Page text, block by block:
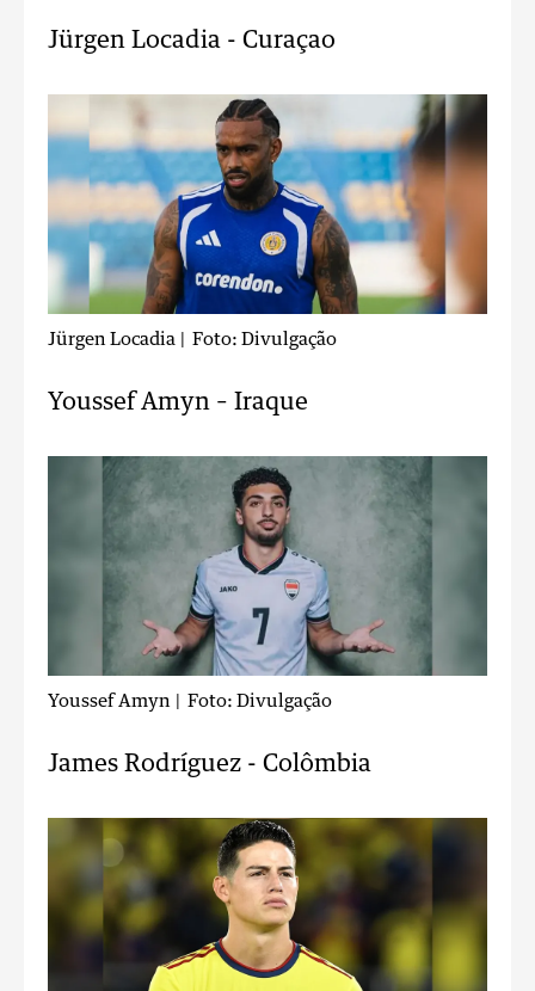
Jürgen Locadia - Curaçao
Jürgen Locadia | Foto: Divulgação
Youssef Amyn – Iraque
Youssef Amyn | Foto: Divulgação
James Rodríguez - Colômbia